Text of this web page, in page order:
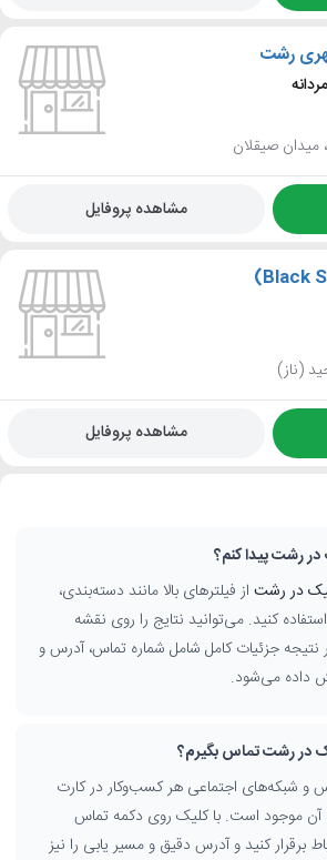
رشت
میدان صیقلان
مشاهده پروفایل
(ناز‌)
مشاهده پروفایل
در رشت پیدا کنم؟
در رشت از فیلترهای بالا مانند دسته‌بندی،
کنید. می‌توانید نتایج را روی نقشه
نتیجه جزئیات کامل شامل شماره تماس، آدرس و
داده می‌شود.
در رشت تماس بگیرم؟
و شبکه‌های اجتماعی هر کسب‌وکار در کارت
آن موجود است. با کلیک روی دکمه تماس
برقرار کنید و آدرس دقیق و مسیر یابی را نیز